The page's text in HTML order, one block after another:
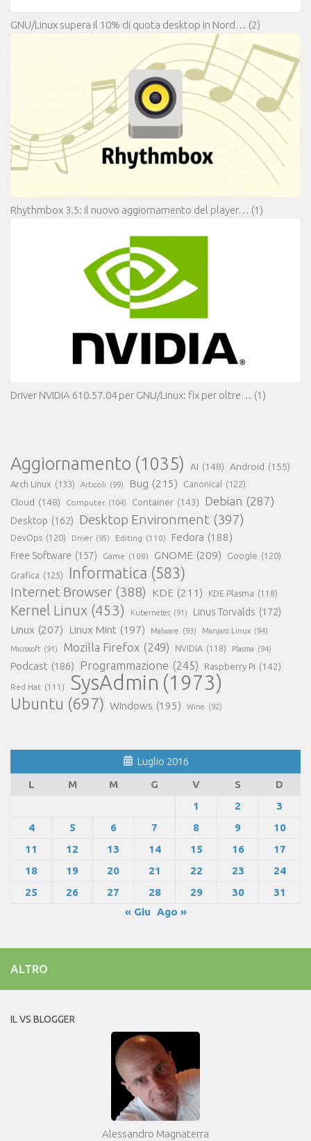
GNU/Linux supera il 10% di quota desktop in Nord… (2)
Rhythmbox 3.5: il nuovo aggiornamento del player… (1)
Driver NVIDIA 610.57.04 per GNU/Linux: fix per oltre… (1)
Aggiornamento (1035) AI (148) Android (155)
Arch Linux (133) Articoli (99) Bug (215) Canonical (122)
Cloud (148) Computer (104) Container (143) Debian (287)
Desktop (162) Desktop Environment (397)
DevOps (120) Driver (95) Editing (110) Fedora (188)
Free Software (157) Game (108) GNOME (209) Google (120)
Grafica (125) Informatica (583)
Internet Browser (388) KDE (211) KDE Plasma (118)
Kernel Linux (453) Kubernetes (91) Linus Torvalds (172)
Linux (207) Linux Mint (197) Malware (93) Manjaro Linux (94)
Microsoft (91) Mozilla Firefox (249) NVIDIA (118) Plasma (94)
Podcast (186) Programmazione (245) Raspberry Pi (142)
Red Hat (111) SysAdmin (1973)
Ubuntu (697) Windows (195) Wine (92)
Luglio 2016
L
M M G V S
D
1
2
3
4
5 6 7 8 9
10
11
12 13 14 15 16
17
18
19 20 21 22 23
24
25
26 27 28 29 30
31
« Giu Ago »
ALTRO
IL VS BLOGGER
Alessandro Magnaterra